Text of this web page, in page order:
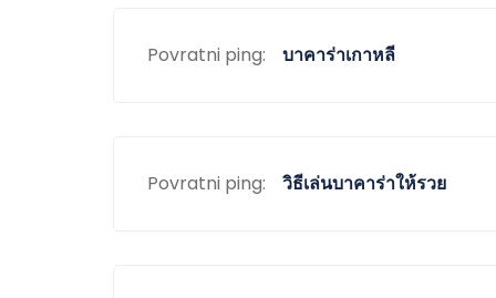
Povratni ping: บาคาร่าเกาหลี
Povratni ping: วิธีเล่นบาคาร่าให้รวย